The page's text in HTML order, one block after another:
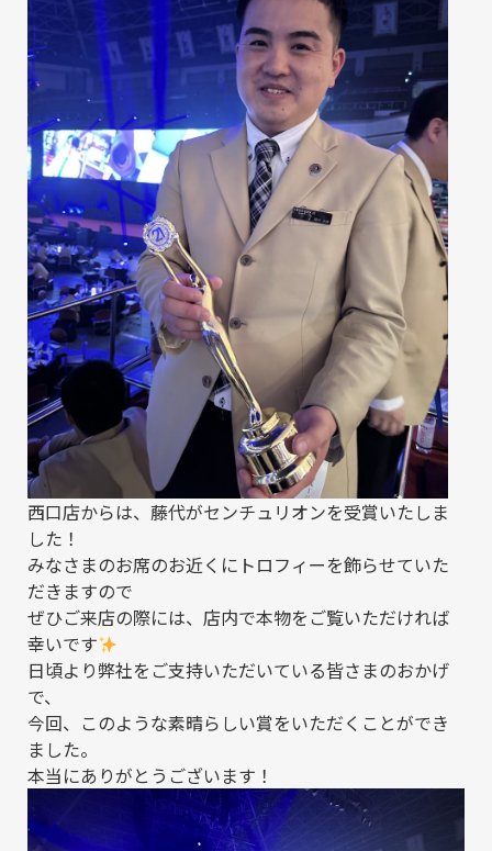
西口店からは、藤代がセンチュリオンを受賞いたしま
した！
みなさまのお席のお近くにトロフィーを飾らせていた
だきますので
ぜひご来店の際には、店内で本物をご覧いただければ
幸いです
日頃より弊社をご支持いただいている皆さまのおかげ
で、
今回、このような素晴らしい賞をいただくことができ
ました。
本当にありがとうございます！